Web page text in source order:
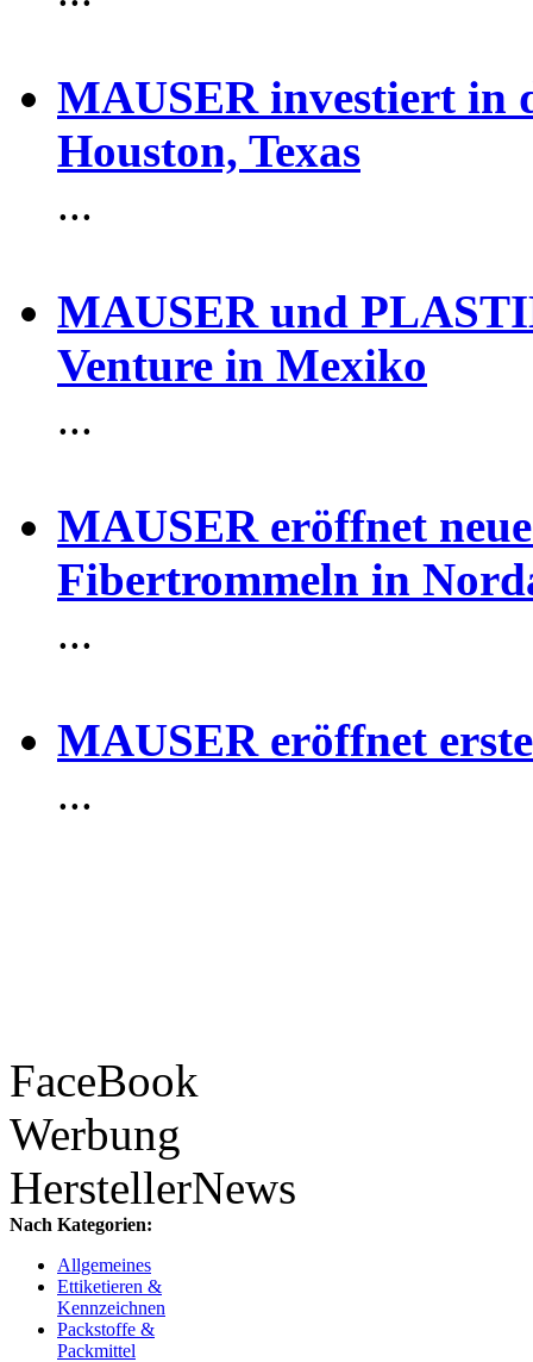
MAUSER investiert in
Houston, Texas
...
MAUSER und
Venture in Mexiko
...
MAUSER eröffnet
Fibertrommeln in
...
MAUSER eröffnet
...
FaceBook
Werbung
HerstellerNews
Nach Kategorien:
Allgemeines
Ettiketieren &
Kennzeichnen
Packstoffe &
Packmittel